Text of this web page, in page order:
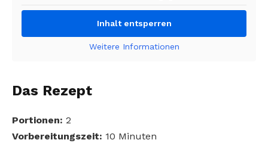
Inhalt entsperren
Weitere Informationen
Das Rezept
Portionen: 2
Vorbereitungszeit: 10 Minuten